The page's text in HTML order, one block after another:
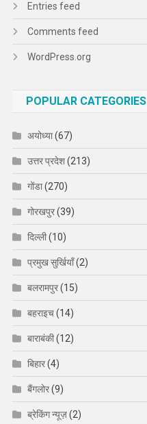
Entries feed
Comments feed
WordPress.org
POPULAR CATEGORIES
अयोध्या(67)
उत्तर प्रदेश(213)
गोंडा(270)
गोरखपुर(39)
दिल्ली(10)
प्रमुख सुर्खियाँ(2)
बलरामपुर(15)
बहराइच(14)
बाराबंकी(12)
बिहार(4)
बैंगलोर(9)
ब्रेकिंग न्यूज़(2)